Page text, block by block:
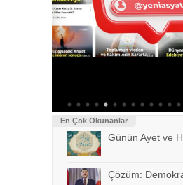
En Çok Okunanlar
Günün Ayet ve
Çözüm: